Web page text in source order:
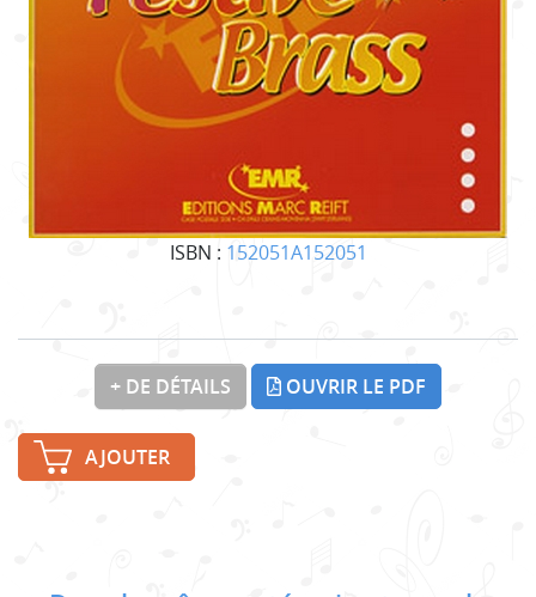
ISBN : 152051A152051
+ DE DÉTAILS OUVRIR LE PDF
AJOUTER